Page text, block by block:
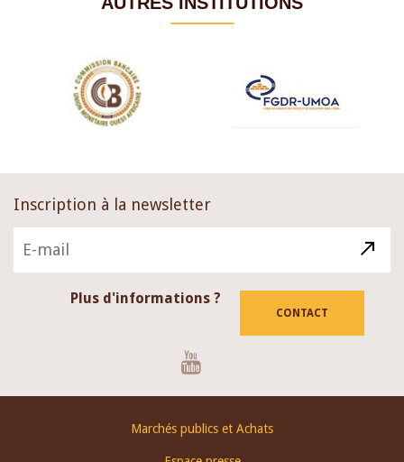
Inscription à la newsletter
Plus d'informations ?
CONTACT
Marchés publics et Achats